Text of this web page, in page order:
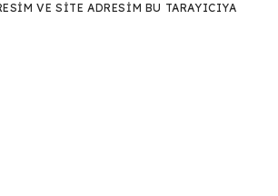
VE SITE ADRESIM BU TARAYICIYA